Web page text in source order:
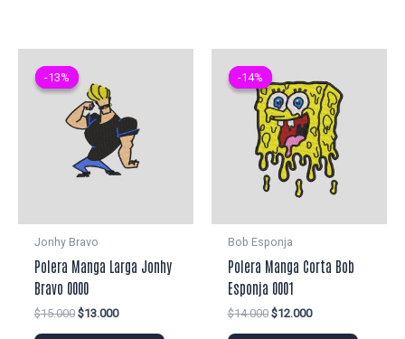
-13%
-13%
Jonhy Bravo
Polera Manga Larga Jonhy
Bravo 0000
$15.000 El
$13.000El
-14%
-14%
Bob Esponja
Polera Manga Corta Bob
Esponja 0001
$14.000 El
$12.000El